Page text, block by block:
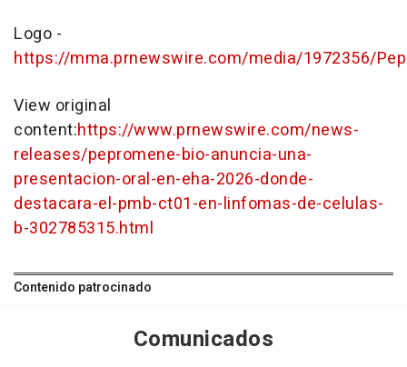
Logo -
https://mma.prnewswire.com/media/1972356/
View original
content:https://www.prnewswire.com/news-
releases/pepromene-bio-anuncia-una-
presentacion-oral-en-eha-2026-donde-
destacara-el-pmb-ct01-en-linfomas-de-celulas-
b-302785315.html
Contenido patrocinado
Comunicados